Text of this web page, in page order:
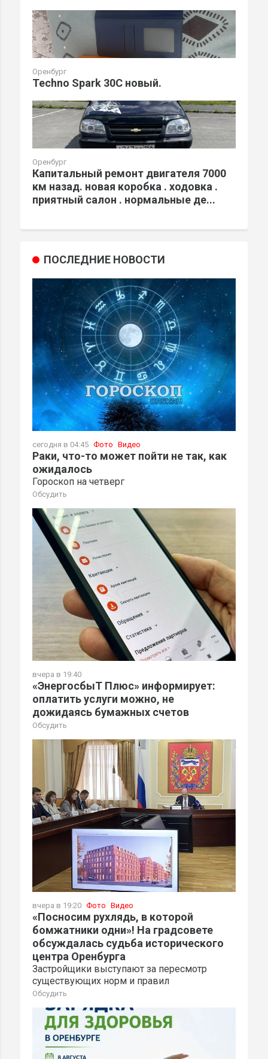
Оренбург
Techno Spark 30C новый.
Оренбург
Капитальный ремонт двигателя 7000
км назад. новая коробка . ходовка .
приятный салон . нормальные де...
ПОСЛЕДНИЕ НОВОСТИ
сегодня в 04:45 Фото Видео
Раки, что-то может пойти не так, как
ожидалось
Гороскоп на четверг
Обсудить
вчера в 19:40
«ЭнергосбыТ Плюс» информирует:
оплатить услуги можно, не
дожидаясь бумажных счетов
Обсудить
вчера в 19:20 Фото Видео
«Посносим рухлядь, в которой
бомжатники одни»! На градсовете
обсуждалась судьба исторического
центра Оренбурга
Застройщики выступают за пересмотр
существующих норм и правил
Обсудить